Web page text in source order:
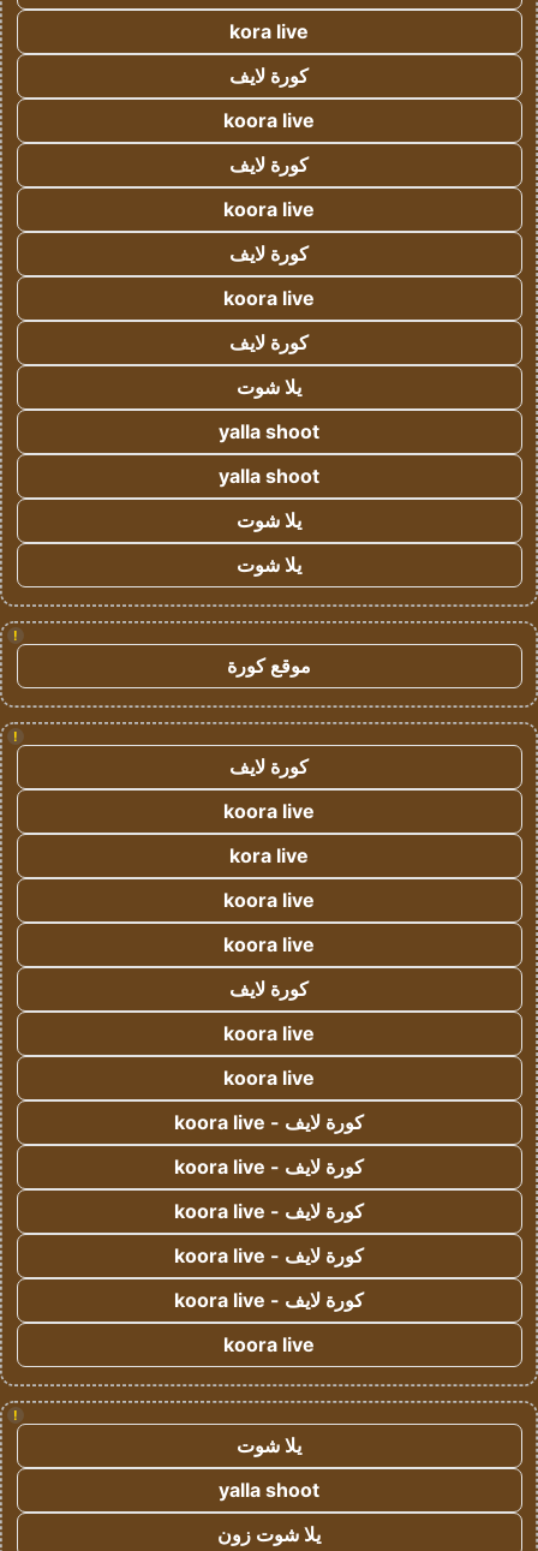
kora live
كورة لايف
koora live
كورة لايف
koora live
كورة لايف
koora live
كورة لايف
يلا شوت
yalla shoot
yalla shoot
يلا شوت
يلا شوت
!
موقع كورة
!
كورة لايف
koora live
kora live
koora live
koora live
كورة لايف
koora live
koora live
كورة لايف - koora live
كورة لايف - koora live
كورة لايف - koora live
كورة لايف - koora live
كورة لايف - koora live
koora live
!
يلا شوت
yalla shoot
يلا شوت زون